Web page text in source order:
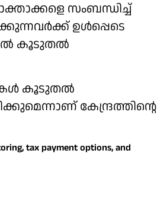
സംബന്ധിച്ച്
ഉള്‍പ്പെടെ
കൂടുതല്‍
കൂടുതല്‍
കേന്ദ്രത്തിന്റെ
tax payment options, and